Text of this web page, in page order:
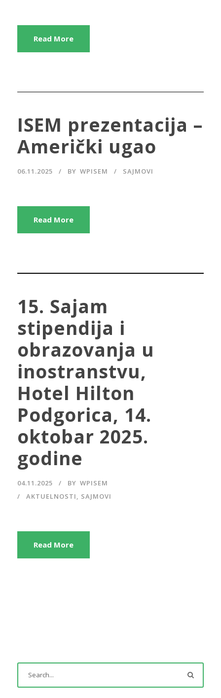
Read More
ISEM prezentacija –
Američki ugao
06.11.2025 BY WPISEM SAJMOVI
Read More
15. Sajam
stipendija i
obrazovanja u
inostranstvu,
Hotel Hilton
Podgorica, 14.
oktobar 2025.
godine
04.11.2025 BY WPISEM
AKTUELNOSTI, SAJMOVI
Read More